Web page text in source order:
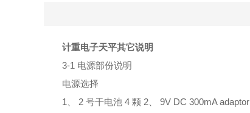
计重电子天平其它说明
3-1 电源部份说明
电源选择
1、 2 号干电池 4 颗 2、 9V DC 300mA adaptor